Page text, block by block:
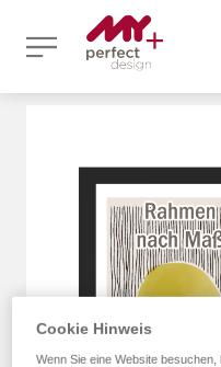
Bildergalerie
Cookie Hinweis
Wenn Sie eine Website